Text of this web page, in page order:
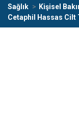
Sağlık
Kişisel
Cetaphil Hassas